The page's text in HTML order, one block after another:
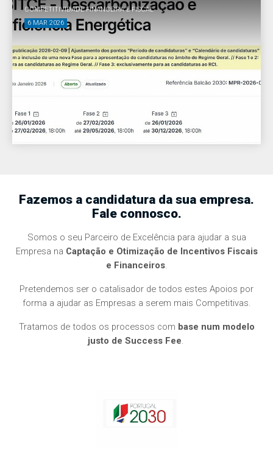
COMPETITIVIDADE FINANCEIRA E FISCAL
6 MAR 2026
Fazemos a candidatura da sua empresa.
Fale connosco.
Somos o seu Parceiro de Excelência para ajudar a sua
Empresa na Captação e Otimização de Incentivos Fiscais
e Financeiros.
Pretendemos ser o catalisador de todos estes Apoios por
forma a ajudar as Empresas a serem mais Competitivas.
Tratamos de todos os processos com base num modelo
justo de Success Fee.